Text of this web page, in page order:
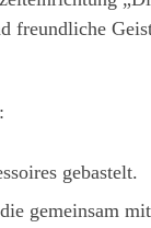
freundliche
gebastelt.
gemeinsam